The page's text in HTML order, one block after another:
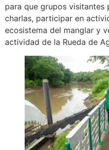
para que grupos visitantes
charlas, participar en
ecosistema del manglar y
actividad de la Rueda de